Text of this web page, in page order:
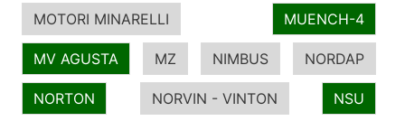
MOTORI MINARELLI MUENCH-4
MV AGUSTA MZ NIMBUS NORDAP
NORTON NORVIN - VINTON NSU